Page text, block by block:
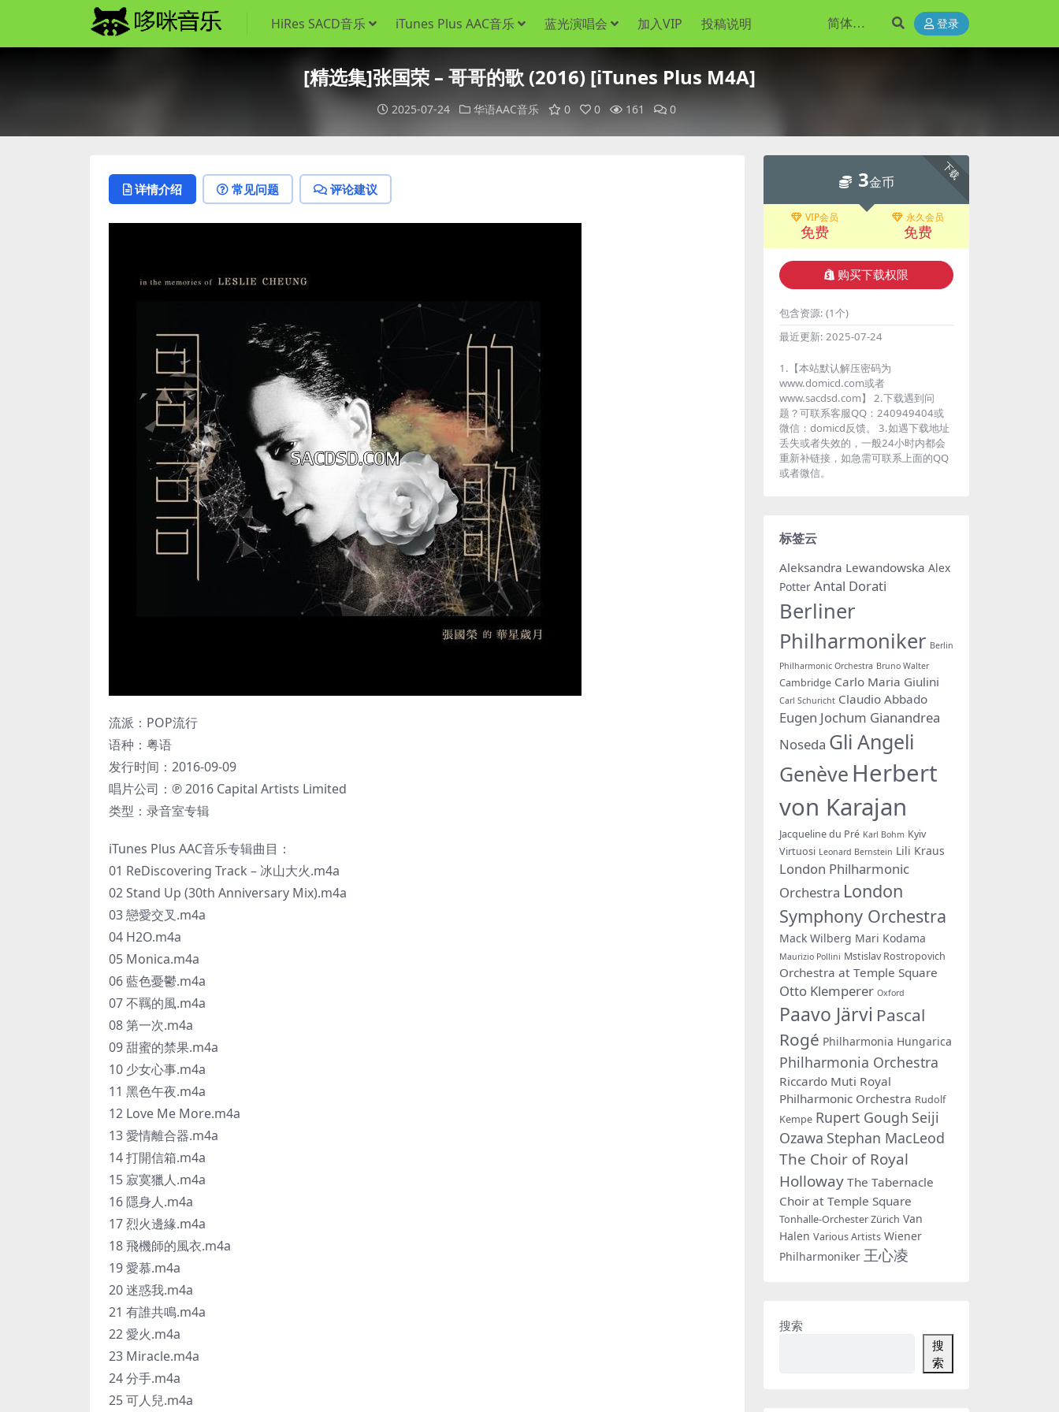
HiRes SACD音乐 iTunes Plus AAC音乐 蓝光演唱会 加入VIP 投稿说明 登录
[精选集]张国荣 – 哥哥的歌 (2016) [iTunes Plus M4A]
2025-07-24 华语AAC音乐 0 0 161 0
详情介绍 常见问题 评论建议
流派：POP流行
语种：粤语
发行时间：2016-09-09
唱片公司：℗ 2016 Capital Artists Limited
类型：录音室专辑
iTunes Plus AAC音乐专辑曲目：
01 ReDiscovering Track – 冰山大火.m4a
02 Stand Up (30th Anniversary Mix).m4a
03 戀愛交叉.m4a
04 H2O.m4a
05 Monica.m4a
06 藍色憂鬱.m4a
07 不羈的風.m4a
08 第一次.m4a
09 甜蜜的禁果.m4a
10 少女心事.m4a
11 黑色午夜.m4a
12 Love Me More.m4a
13 愛情離合器.m4a
14 打開信箱.m4a
15 寂寞獵人.m4a
16 隱身人.m4a
17 烈火邊緣.m4a
18 飛機師的風衣.m4a
19 愛慕.m4a
20 迷惑我.m4a
21 有誰共鳴.m4a
22 愛火.m4a
23 Miracle.m4a
24 分手.m4a
25 可人兒.m4a
下载
3金币
VIP会员
免费
永久会员
免费
购买下载权限
包含资源: (1个)
最近更新: 2025-07-24
1.【本站默认解压密码为
www.domicd.com或者
www.sacdsd.com】 2.下载遇到问
题？可联系客服QQ：240949404或
微信：domicd反馈。 3.如遇下载地址
丢失或者失效的，一般24小时内都会
重新补链接，如急需可联系上面的QQ
或者微信。
标签云
Aleksandra Lewandowska Alex
Potter Antal Dorati
Berliner
Philharmoniker Berlin
Philharmonic Orchestra Bruno Walter
Cambridge Carlo Maria Giulini
Carl Schuricht Claudio Abbado
Eugen Jochum Gianandrea
Noseda Gli Angeli
Genève Herbert
von Karajan
Jacqueline du Pré Karl Bohm Kyiv
Virtuosi Leonard Bernstein Lili Kraus
London Philharmonic
Orchestra London
Symphony Orchestra
Mack Wilberg Mari Kodama
Maurizio Pollini Mstislav Rostropovich
Orchestra at Temple Square
Otto Klemperer Oxford
Paavo Järvi Pascal
Rogé Philharmonia Hungarica
Philharmonia Orchestra
Riccardo Muti Royal
Philharmonic Orchestra Rudolf
Kempe Rupert Gough Seiji
Ozawa Stephan MacLeod
The Choir of Royal
Holloway The Tabernacle
Choir at Temple Square
Tonhalle-Orchester Zürich Van
Halen Various Artists Wiener
Philharmoniker 王心凌
搜索
搜
索